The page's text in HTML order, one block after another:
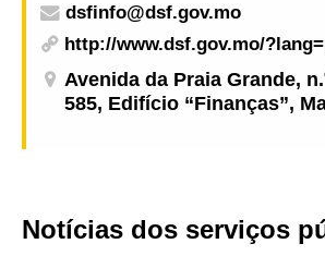
dsfinfo@dsf.gov.mo
http://www.dsf.gov.mo/
Avenida da Praia Grande, n.
585, Edifício “Finanças”,
Notícias dos serviços